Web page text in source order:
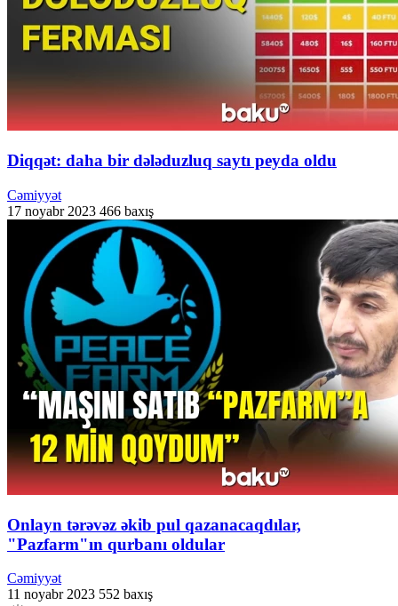
Diqqət: daha bir dələduzluq saytı peyda oldu
Cəmiyyət
17 noyabr 2023 466 baxış
Onlayn tərəvəz əkib pul qazanacaqdılar,
"Pazfarm"ın qurbanı oldular
Cəmiyyət
11 noyabr 2023 552 baxış